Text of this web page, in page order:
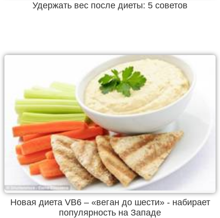
Удержать вес после диеты: 5 советов
Новая диета VB6 – «веган до шести» - набирает
популярность на Западе